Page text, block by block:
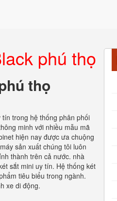
phú thọ
thọ
trong hệ thống phân phối
minh với nhiều mẫu mã
hiện nay được ưa chuộng
sản xuất chúng tôi luôn
thành trên cả nước. nhà
sắt mini uy tín. Hệ thống két
tiêu biểu trong ngành.
xe di động.